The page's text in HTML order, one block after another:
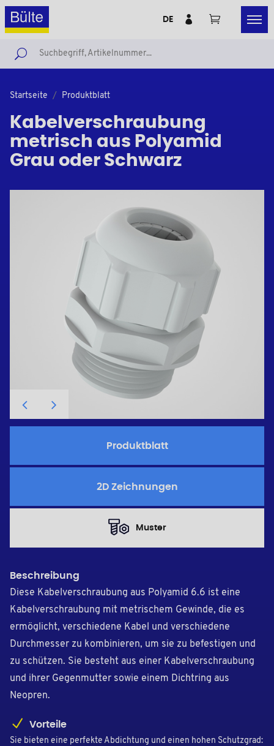
DE
Startseite Produktblatt
Kabelverschraubung
metrisch aus Polyamid
Grau oder Schwarz
Produktblatt
2D Zeichnungen
Muster
Beschreibung
Diese Kabelverschraubung aus Polyamid 6.6 ist eine
Kabelverschraubung mit metrischem Gewinde, die es
ermöglicht, verschiedene Kabel und verschiedene
Durchmesser zu kombinieren, um sie zu befestigen und
zu schützen. Sie besteht aus einer Kabelverschraubung
und ihrer Gegenmutter sowie einem Dichtring aus
Neopren.
Vorteile
Sie bieten eine perfekte Abdichtung und einen hohen Schutzgrad: